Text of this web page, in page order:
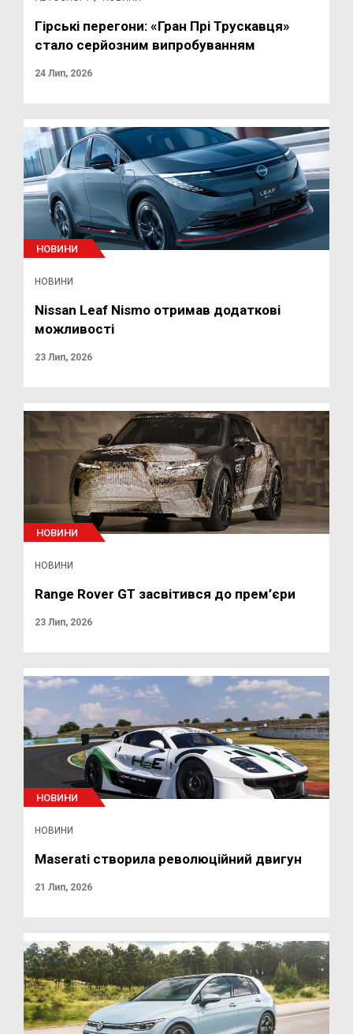
Гірські перегони: «Гран Прі Трускавця»
стало серйозним випробуванням
24 Лип, 2026
НОВИНИ
НОВИНИ
Nissan Leaf Nismo отримав додаткові
можливості
23 Лип, 2026
НОВИНИ
НОВИНИ
Range Rover GT засвітився до прем’єри
23 Лип, 2026
НОВИНИ
НОВИНИ
Maserati створила революційний двигун
21 Лип, 2026